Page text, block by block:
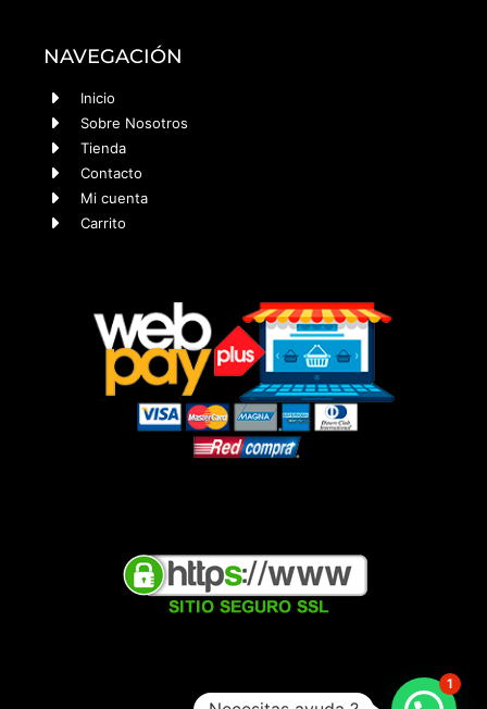
NAVEGACIÓN
Inicio
Sobre Nosotros
Tienda
Contacto
Mi cuenta
Carrito
1